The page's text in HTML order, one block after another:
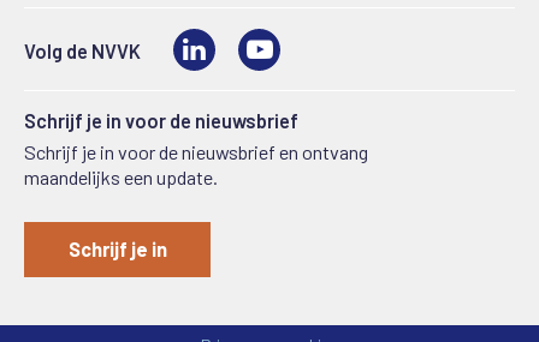
Volg de NVVK LinkedIn
Schrijf je in voor de nieuwsbrief
Schrijf je in voor de nieuwsbrief en ontvang
maandelijks een update.
Schrijf je in